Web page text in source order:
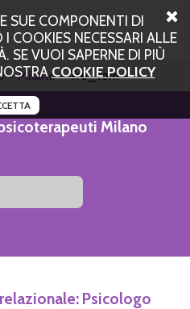
SUE COMPONENTI DI
COOKIES NECESSARI ALLE
SE VUOI SAPERNE DI PIÙ
COOKIE POLICY
Milano Tre_torri
Milano
Psicologo